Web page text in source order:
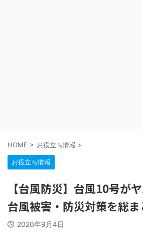
HOME > お役立ち情報 >
お役立ち情報
【台風防災】台風10号が
台風被害・防災対策を総ま
2020年9月4日